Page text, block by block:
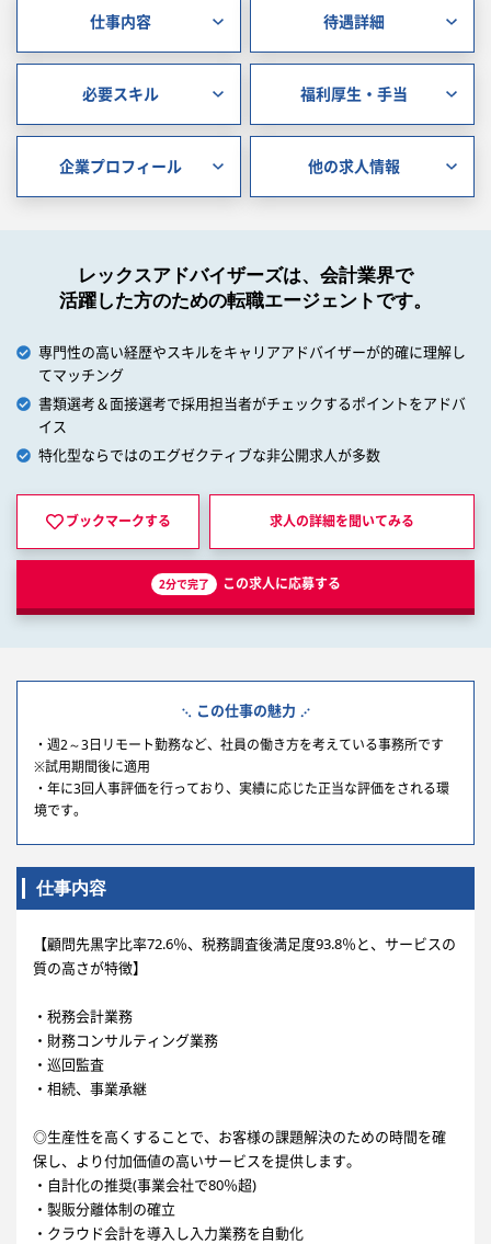
仕事内容 待遇詳細
必要スキル 福利厚生・手当
企業プロフィール 他の求人情報
レックスアドバイザーズは、会計業界で
活躍した方のための転職エージェントです。
専門性の高い経歴やスキルをキャリアアドバイザーが的確に理解し
てマッチング
書類選考＆面接選考で採用担当者がチェックするポイントをアドバ
イス
特化型ならではのエグゼクティブな非公開求人が多数
ブックマークする 求人の詳細を聞いてみる
2分で完了 この求人に応募する
この仕事の魅力
・週2～3日リモート勤務など、社員の働き方を考えている事務所です
※試用期間後に適用
・年に3回人事評価を行っており、実績に応じた正当な評価をされる環
境です。
仕事内容
【顧問先黒字比率72.6％、税務調査後満足度93.8％と、サービスの
質の高さが特徴】
・税務会計業務
・財務コンサルティング業務
・巡回監査
・相続、事業承継
◎生産性を高くすることで、お客様の課題解決のための時間を確
保し、より付加価値の高いサービスを提供します。
・自計化の推奨(事業会社で80％超)
・製販分離体制の確立
・クラウド会計を導入し入力業務を自動化